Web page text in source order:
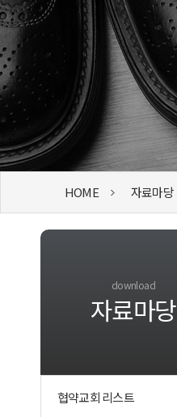
HOME 자료마당
download
자료마당
협약교회 리스트